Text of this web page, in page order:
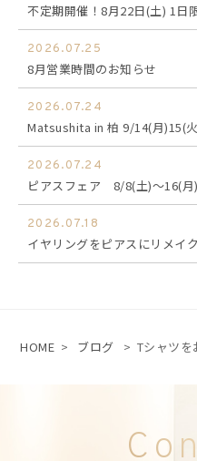
不定期開催！8月22日(土) 1日
2026.07.25
8月営業時間のお知らせ
2026.07.24
Matsushita in 柏 9/14(月)15(
2026.07.24
ピアスフェア 8/8(土)～16(月)
2026.07.18
イヤリングをピアスにリメイク
HOME > ブログ > Tシャツを